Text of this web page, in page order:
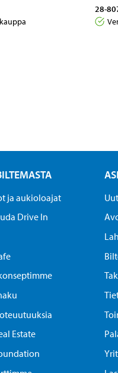
28-
ja aukioloajat
Drive In
Estate